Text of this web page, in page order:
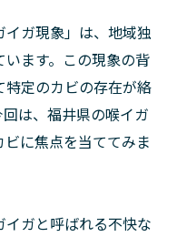
ガ現象」は、地域独
ます。この現象の背
定のカビの存在が絡
は、福井県の喉イガ
に焦点を当ててみま
ガと呼ばれる不快な